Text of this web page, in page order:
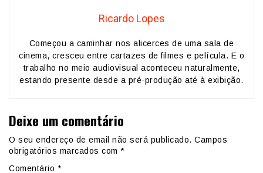
Ricardo Lopes
Começou a caminhar nos alicerces de uma sala de
cinema, cresceu entre cartazes de filmes e película. E o
trabalho no meio audiovisual aconteceu naturalmente,
estando presente desde a pré-produção até à exibição.
Deixe um comentário
O seu endereço de email não será publicado. Campos
obrigatórios marcados com *
Comentário *